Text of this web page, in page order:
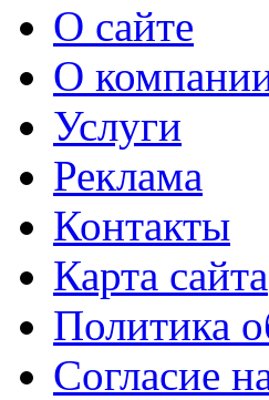
О сайте
О
Услуги
Реклама
Контакты
Карта сайта
Политика
Согласие